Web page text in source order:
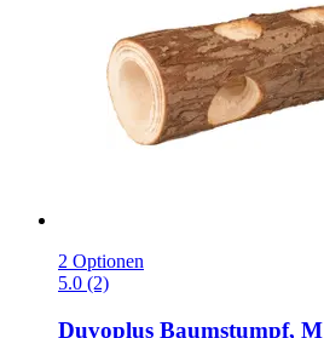
2 Optionen
5.0 (2)
Duvoplus Baumstumpf, M